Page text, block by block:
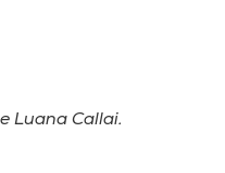
Luana Callai.